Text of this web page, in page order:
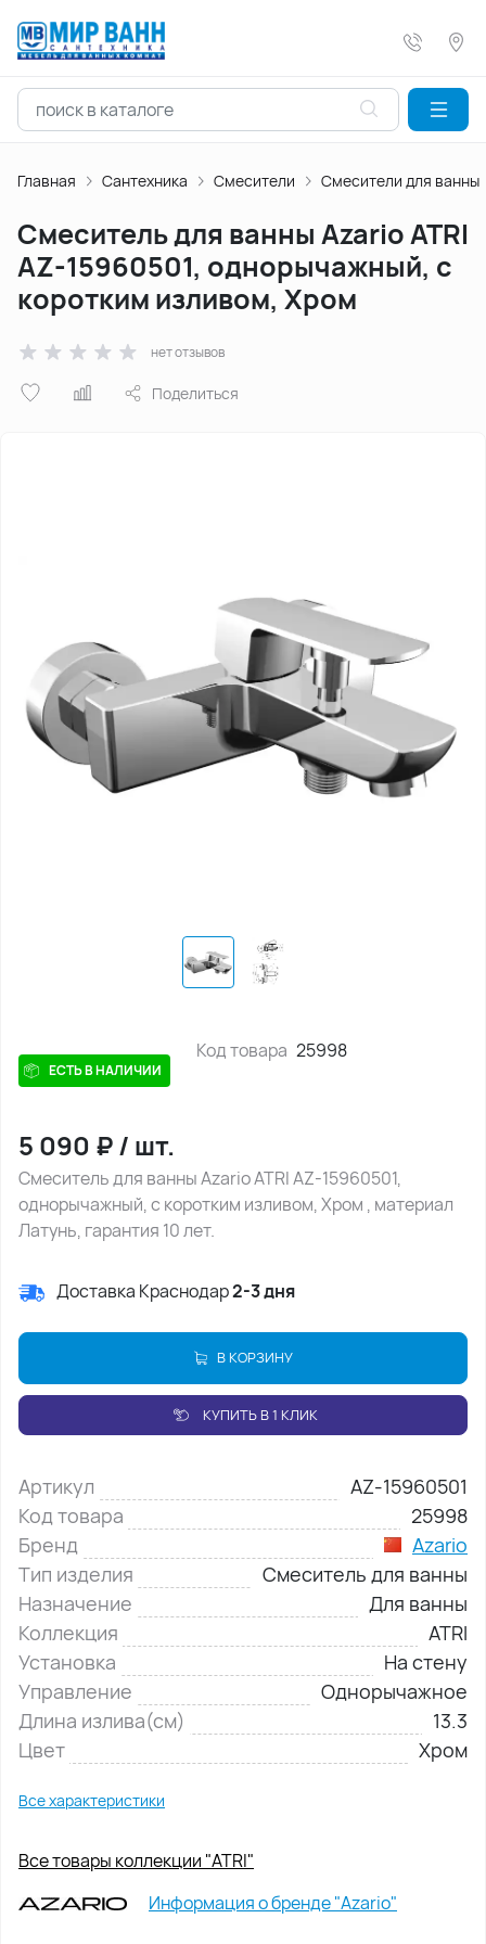
Главная Сантехника Смесители Смесители для ванны
Смеситель для ванны Azario ATRI
AZ-15960501, однорычажный, с
коротким изливом, Хром
нет отзывов
Поделиться
ЕСТЬ В НАЛИЧИИ
Код товара 25998
5 090 ₽/ шт.
Смеситель для ванны Azario ATRI AZ-15960501,
однорычажный, с коротким изливом, Хром , материал
Латунь, гарантия 10 лет.
Доставка Краснодар2-3 дня
В КОРЗИНУ
КУПИТЬ В 1 КЛИК
Артикул
AZ-15960501
Код товара
25998
Бренд
Azario
Тип изделия
Смеситель для ванны
Назначение
Для ванны
Коллекция
ATRI
Установка
На стену
Управление
Однорычажное
Длина излива(см)
13.3
Цвет
Хром
Все характеристики
Все товары коллекции "ATRI"
Информация о бренде "Azario"